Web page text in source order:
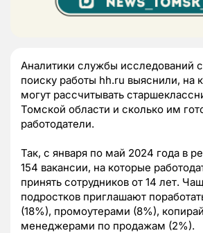
Аналитики службы исследований
поиску работы hh.ru выяснили, на
могут рассчитывать
Томской области и сколько им
работодатели.
Так, с января по май 2024 года в
154 вакансии, на которые
принять сотрудников от 14 лет.
подростков приглашают
(18%), промоутерами (8%),
менеджерами по продажам (2%).